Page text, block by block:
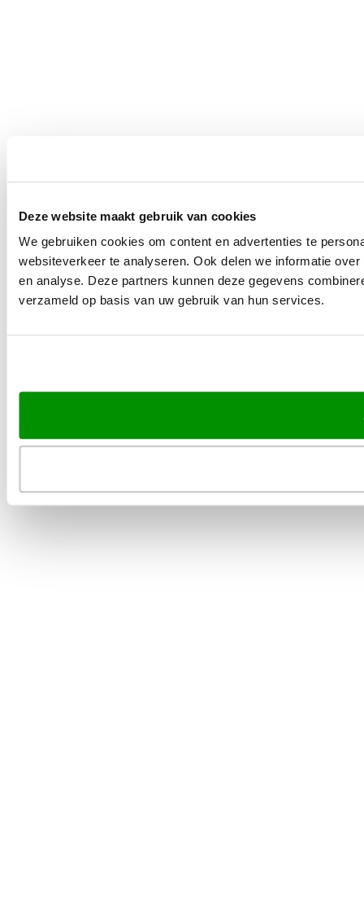
Deze website maakt gebruik van cookies
We gebruiken cookies om content en advertenties te
websiteverkeer te analyseren. Ook delen we informatie
en analyse. Deze partners kunnen deze gegevens
verzameld op basis van uw gebruik van hun services.